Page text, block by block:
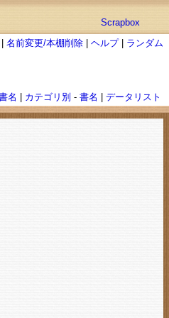
Scrapbox
|名前変更/本棚削除 |ヘルプ| ランダム
名 カテゴリ別 -書名 |データリスト